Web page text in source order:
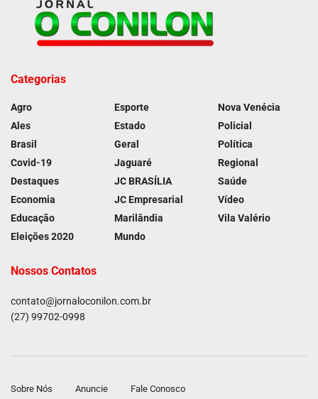
Categorias
Agro
Ales
Brasil
Covid-19
Destaques
Economia
Educação
Eleições 2020
Esporte
Estado
Geral
Jaguaré
JC BRASÍLIA
JC Empresarial
Marilândia
Mundo
Nova Venécia
Policial
Política
Regional
Saúde
Vídeo
Vila Valério
Nossos Contatos
contato@jornaloconilon.com.br
(27) 99702-0998
Sobre Nós Anuncie Fale Conosco